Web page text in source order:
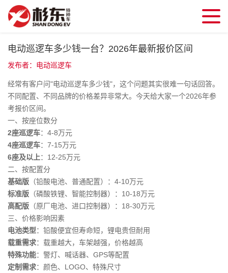
电动巡逻车多少钱一台？2026年最新报价区间
发布者：电动巡逻车
经常有客户问"电动巡逻车多少钱"，这个问题其实很难一句话回答。
不同配置、不同品牌的价格差异非常大。今天给大家一个2026年参
考报价区间。
一、按座位数分
2座巡逻车：4-8万元
4座巡逻车：7-15万元
6座及以上：12-25万元
二、按配置分
基础版 （铅酸电池、普通配置）：4-10万元
标准版 （磷酸铁锂、智能控制器）：10-18万元
高配版 （原厂电池、进口控制器）：18-30万元
三、价格影响因素
电池类型：铅酸便宜但寿命短，锂电贵但耐用
载重需求：载重越大，车架越强，价格越高
特殊功能：警灯、喊话器、GPS等配置
定制需求：颜色、LOGO、特殊尺寸